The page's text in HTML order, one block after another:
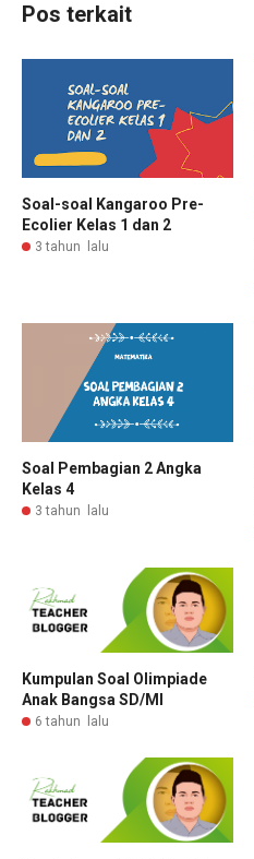
Pos terkait
Soal-soal Kangaroo Pre-
Ecolier Kelas 1 dan 2
3 tahun lalu
Soal Pembagian 2 Angka
Kelas 4
3 tahun lalu
Kumpulan Soal Olimpiade
Anak Bangsa SD/MI
6 tahun lalu